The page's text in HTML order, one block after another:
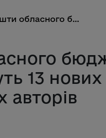
За кошти обласного бюджету дру...
13 нових
авторів